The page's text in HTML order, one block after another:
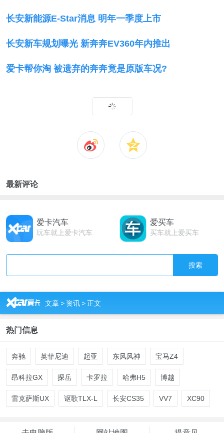
长安新能源E-Star消息 明年一季度上市
长安新车规划曝光 新奔奔EV360年内推出
爱卡帮你淘 被遗弃的奔奔竟是原版车况?
最新评论
爱卡汽车
玩车就上爱卡汽车
爱买车
买车就上爱买车
搜索
R 文章> 资讯>正文
热门信息
奔驰 英菲尼迪 起亚 东风风神 宝马Z4
昂科拉GX 探岳 卡罗拉 哈弗H5 博越
雷克萨斯UX 讴歌TLX-L 长安CS35 VV7 XC90